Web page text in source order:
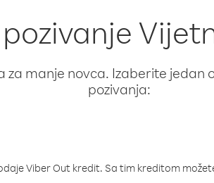
za manje novca. Izaberite jedan
pozivanja:
Viber Out kredit. Sa tim kreditom